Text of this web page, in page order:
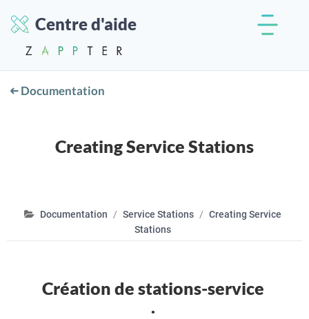
Centre d'aide
Documentation
Creating Service Stations
Documentation Service Stations
Creating Service
Stations
Création de stations-service
.